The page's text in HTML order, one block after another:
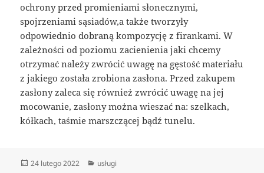
ochrony przed promieniami słonecznymi,
spojrzeniami sąsiadów,a także tworzyły
odpowiednio dobraną kompozycję z firankami. W
zależności od poziomu zacienienia jaki chcemy
otrzymać należy zwrócić uwagę na gęstość materiału
z jakiego została zrobiona zasłona. Przed zakupem
zasłony zaleca się również zwrócić uwagę na jej
mocowanie, zasłony można wieszać na: szelkach,
kółkach, taśmie marszczącej bądź tunelu.
Data
24 lutego 2022 Kategorie
usługi